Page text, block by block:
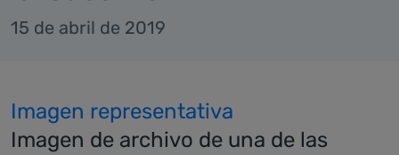
15 de abril de 2019
Imagen representativa
Imagen de archivo de una de las